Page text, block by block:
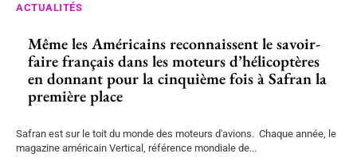
ACTUALITÉS
Même les Américains reconnaissent le savoir-
faire français dans les moteurs d’hélicoptères
en donnant pour la cinquième fois à Safran la
première place
Safran est sur le toit du monde des moteurs d'avions. Chaque année, le
magazine américain Vertical, référence mondiale de...